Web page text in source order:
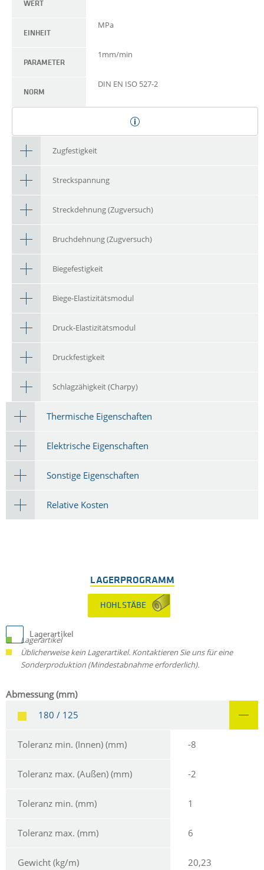
WERT
EINHEIT
MPa
PARAMETER
1mm/min
NORM
DIN EN ISO 527-2
Zugfestigkeit
Streckspannung
Streckdehnung (Zugversuch)
Bruchdehnung (Zugversuch)
Biegefestigkeit
Biege-Elastizitätsmodul
Druck-Elastizitätsmodul
Druckfestigkeit
Schlagzähigkeit (Charpy)
Thermische Eigenschaften
Elektrische Eigenschaften
Sonstige Eigenschaften
Relative Kosten
LAGERPROGRAMM
HOHLSTÄBE
Lagerartikel
Lagerartikel
Üblicherweise kein Lagerartikel. Kontaktieren Sie uns für eine
Sonderproduktion (Mindestabnahme erforderlich).
Abmessung (mm)
180 / 125
Toleranz min. (Innen) (mm) -8
Toleranz max. (Außen) (mm) -2
Toleranz min. (mm) 1
Toleranz max. (mm) 6
Gewicht (kg/m) 20,23